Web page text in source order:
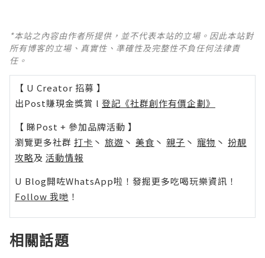
*本站之內容由作者所提供，並不代表本站的立場。因此本站對
所有博客的立場、真實性、準確性及完整性不負任何法律責
任。
【 U Creator 招募 】
出Post賺現金獎賞 l 登記《社群創作有價企劃》
【 睇Post + 參加品牌活動 】
瀏覽更多社群 打卡 丶 旅遊 丶 美食 丶 親子 丶 寵物 丶 扮靚
攻略及 活動情報
U Blog開咗WhatsApp啦！發掘更多吃喝玩樂資訊！
Follow 我哋 ！
相關話題